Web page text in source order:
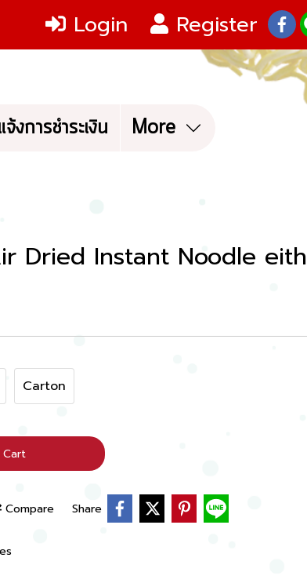
Login Register
จ้งการชำระเงิน More
Dried Instant Noodle eith
Carton
Compare Share